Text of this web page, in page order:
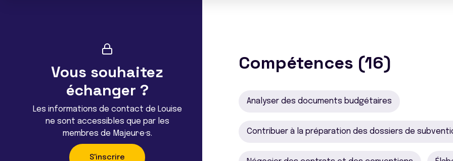
Vous souhaitez
échanger ?
Les informations de contact de Louise
ne sont accessibles que par les
membres de Majeur·e·s.
S'inscrire
Compétences (16)
Analyser des documents budgétaires
Contribuer à la préparation des dossiers de